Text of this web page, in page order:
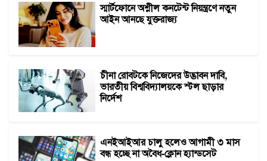
স্মার্টফোনে অশ্লীল কনটেন্ট নিয়ন্ত্রণে নতুন
আইন আনছে যুক্তরাজ্য
চীনা রোবটকে নিজেদের উদ্ভাবন দাবি,
ভারতীয় বিশ্ববিদ্যালয়কে স্টল ছাড়ার
নির্দেশ
এনইআইআর চালু হলেও আগামী ৩ মাস
বন্ধ হচ্ছে না অবৈধ-ক্লোন হ্যান্ডসেট